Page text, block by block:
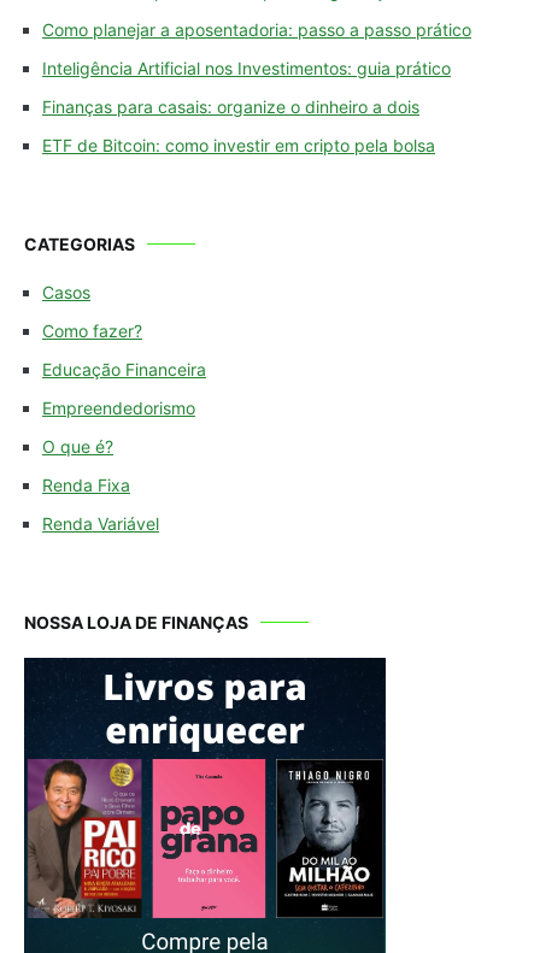
Como planejar a aposentadoria: passo a passo prático
Inteligência Artificial nos Investimentos: guia prático
Finanças para casais: organize o dinheiro a dois
ETF de Bitcoin: como investir em cripto pela bolsa
CATEGORIAS
Casos
Como fazer?
Educação Financeira
Empreendedorismo
O que é?
Renda Fixa
Renda Variável
NOSSA LOJA DE FINANÇAS